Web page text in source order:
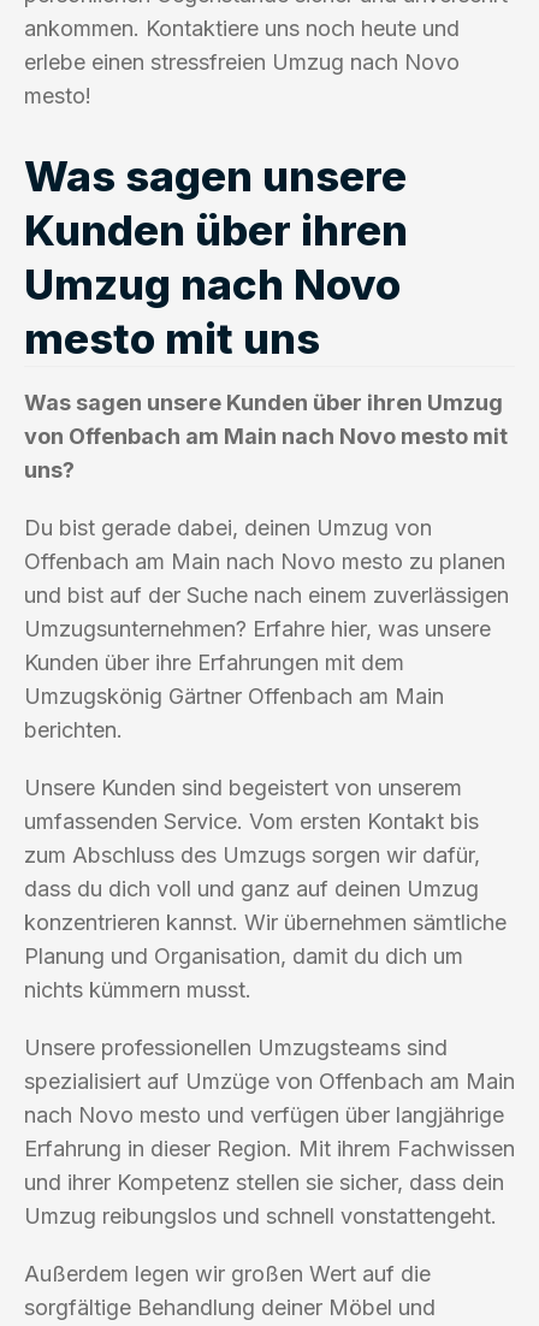
ankommen. Kontaktiere uns noch heute und
erlebe einen stressfreien Umzug nach Novo
mesto!
Was sagen unsere
Kunden über ihren
Umzug nach Novo
mesto mit uns
Was sagen unsere Kunden über ihren Umzug
von Offenbach am Main nach Novo mesto mit
uns?
Du bist gerade dabei, deinen Umzug von
Offenbach am Main nach Novo mesto zu planen
und bist auf der Suche nach einem zuverlässigen
Umzugsunternehmen? Erfahre hier, was unsere
Kunden über ihre Erfahrungen mit dem
Umzugskönig Gärtner Offenbach am Main
berichten.
Unsere Kunden sind begeistert von unserem
umfassenden Service. Vom ersten Kontakt bis
zum Abschluss des Umzugs sorgen wir dafür,
dass du dich voll und ganz auf deinen Umzug
konzentrieren kannst. Wir übernehmen sämtliche
Planung und Organisation, damit du dich um
nichts kümmern musst.
Unsere professionellen Umzugsteams sind
spezialisiert auf Umzüge von Offenbach am Main
nach Novo mesto und verfügen über langjährige
Erfahrung in dieser Region. Mit ihrem Fachwissen
und ihrer Kompetenz stellen sie sicher, dass dein
Umzug reibungslos und schnell vonstattengeht.
Außerdem legen wir großen Wert auf die
sorgfältige Behandlung deiner Möbel und